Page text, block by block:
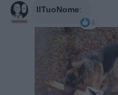
IlTuoNome:
4